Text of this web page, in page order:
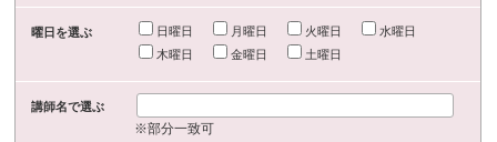
曜日を選ぶ 日曜日 月曜日 火曜日
水曜日
木曜日
金曜日 土曜日
講師名で選ぶ
※部分一致可